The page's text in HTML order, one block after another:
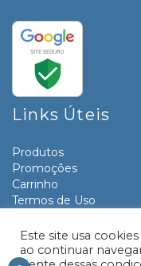
Links Úteis
Produtos
Promoções
Carrinho
Termos de Uso
Contato
Este site usa
ao continuar